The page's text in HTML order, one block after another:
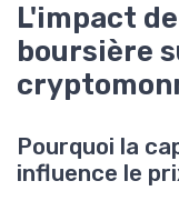
L'impact
boursière
Pourquoi la
influence le